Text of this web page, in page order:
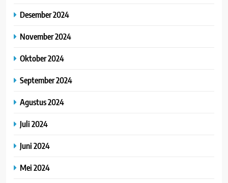
Desember 2024
November 2024
Oktober 2024
September 2024
Agustus 2024
Juli 2024
Juni 2024
Mei 2024